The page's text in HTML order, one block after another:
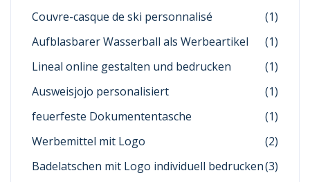
Couvre-casque de ski personnalisé
(1)
Aufblasbarer Wasserball als Werbeartikel
(1)
Lineal online gestalten und bedrucken
(1)
Ausweisjojo personalisiert
(1)
feuerfeste Dokumententasche
(1)
Werbemittel mit Logo
(2)
Badelatschen mit Logo individuell bedrucken(3)